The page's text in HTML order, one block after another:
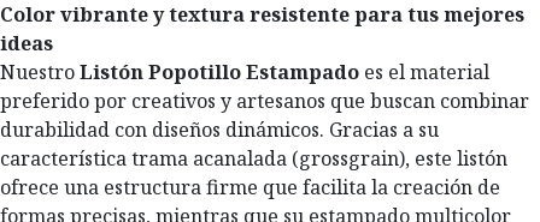
Color vibrante y textura resistente para tus mejores
ideas
NuestroListón Popotillo Estampado es el material
preferido por creativos y artesanos que buscan combinar
durabilidad con diseños dinámicos. Gracias a su
característica trama acanalada (grossgrain), este listón
ofrece una estructura firme que facilita la creación de
formas precisas, mientras que su estampado multicolor